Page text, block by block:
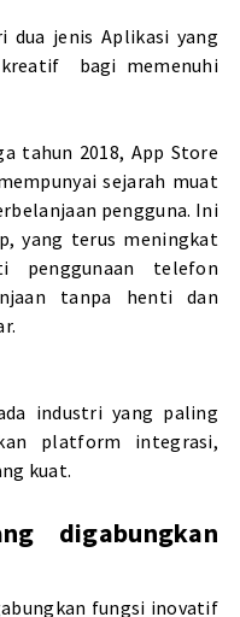
dua jenis Aplikasi yang
kreatif bagi memenuhi
tahun 2018, App Store
sejarah muat
pengguna. Ini
yang terus meningkat
penggunaan telefon
tanpa henti dan
industri yang paling
platform integrasi,
kuat.
digabungkan
fungsi inovatif